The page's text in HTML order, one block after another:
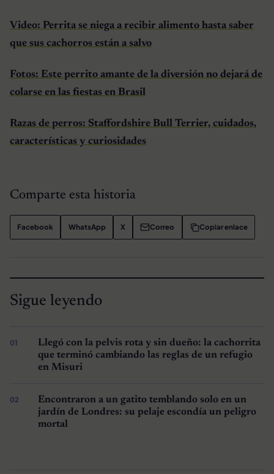
Video: Perrita se niega a recibir alimento hasta saber
que sus cachorros están a salvo
Fotos: Este perrito amante de la diversión no dejará de
colarse en las fiestas en Brasil
Razas de perros: Staffordshire Bull Terrier, cuidados,
características y curiosidades
Comparte esta historia
Facebook WhatsApp X Correo Copiar enlace
Sigue leyendo
Llegó con la pelvis rota y sin dueño: la cachorrita
que terminó cambiando las reglas de un refugio
en Misuri
Encontraron a un gatito temblando solo en un
jardín de Londres: su pelaje escondía un peligro
mortal